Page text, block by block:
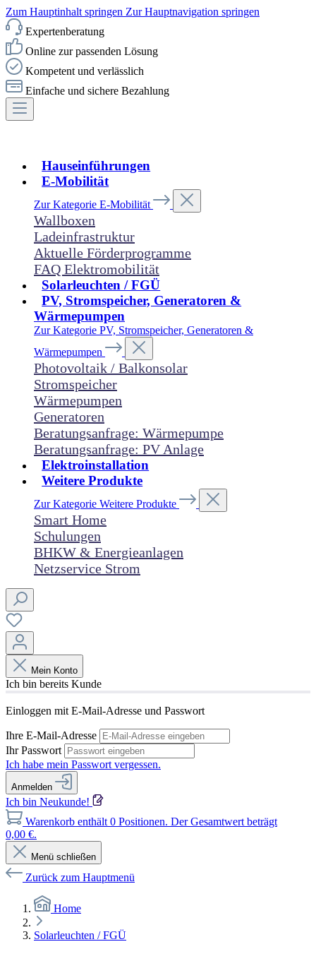
Zum Hauptinhalt springen Zur Hauptnavigation springen
Expertenberatung
Online zur passenden Lösung
Kompetent und verlässlich
Einfache und sichere Bezahlung
Hauseinführungen
E-Mobilität
Zur Kategorie E-Mobilität
Wallboxen
Ladeinfrastruktur
Aktuelle Förderprogramme
FAQ Elektromobilität
Solarleuchten / FGÜ
PV, Stromspeicher, Generatoren &
Wärmepumpen
Zur Kategorie PV, Stromspeicher, Generatoren &
Wärmepumpen
Photovoltaik / Balkonsolar
Stromspeicher
Wärmepumpen
Generatoren
Beratungsanfrage: Wärmepumpe
Beratungsanfrage: PV Anlage
Elektroinstallation
Weitere Produkte
Zur Kategorie Weitere Produkte
Smart Home
Schulungen
BHKW & Energieanlagen
Netzservice Strom
Mein Konto
Ich bin bereits Kunde
Einloggen mit E-Mail-Adresse und Passwort
Ihre E-Mail-Adresse
Ihr Passwort
Ich habe mein Passwort vergessen.
Anmelden
Ich bin Neukunde!
Warenkorb enthält 0 Positionen. Der Gesamtwert beträgt
0,00 €.
Menü schließen
Zurück zum Hauptmenü
Home
Solarleuchten / FGÜ